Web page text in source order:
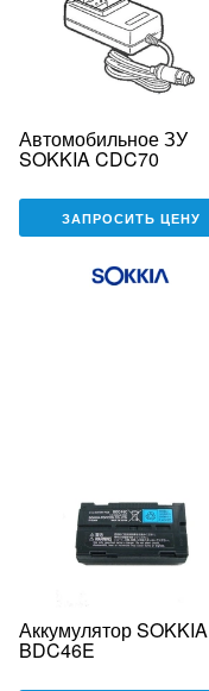
Автомобильное ЗУ
SOKKIA CDC70
ЗАПРОСИТЬ ЦЕНУ
Аккумулятор SOKKIA
BDC46E